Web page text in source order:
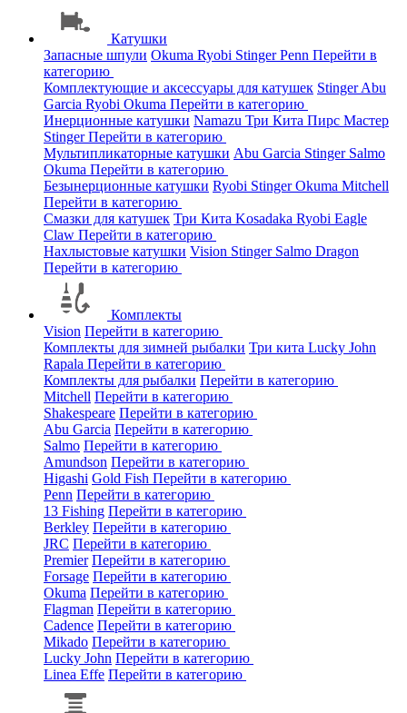
Катушки
Запасные шпули Okuma Ryobi StingerPenn Перейти в
категорию
Комплектующие и аксессуары для катушек StingerAbu
Garcia Ryobi Okuma Перейти в категорию
Инерционные катушки Namazu Три Кита Пирс Мастер
StingerПерейти в категорию
Мультипликаторные катушки Abu Garcia Stinger Salmo
Okuma Перейти в категорию
Безынерционные катушки Ryobi StingerOkuma Mitchell
Перейти в категорию
Смазки для катушек Три Кита Kosadaka Ryobi Eagle
Claw Перейти в категорию
Нахлыстовые катушки Vision Stinger Salmo Dragon
Перейти в категорию
Комплекты
Vision Перейти в категорию
Комплекты для зимней рыбалки Три кита Lucky John
Rapala Перейти в категорию
Комплекты для рыбалки Перейти в категорию
Mitchell Перейти в категорию
Shakespeare Перейти в категорию
Abu Garcia Перейти в категорию
Salmo Перейти в категорию
Amundson Перейти в категорию
Higashi Gold Fish Перейти в категорию
Penn Перейти в категорию
13 Fishing Перейти в категорию
Berkley Перейти в категорию
JRC Перейти в категорию
Premier Перейти в категорию
Forsage Перейти в категорию
Okuma Перейти в категорию
Flagman Перейти в категорию
Cadence Перейти в категорию
Mikado Перейти в категорию
Lucky John Перейти в категорию
Linea Effe Перейти в категорию